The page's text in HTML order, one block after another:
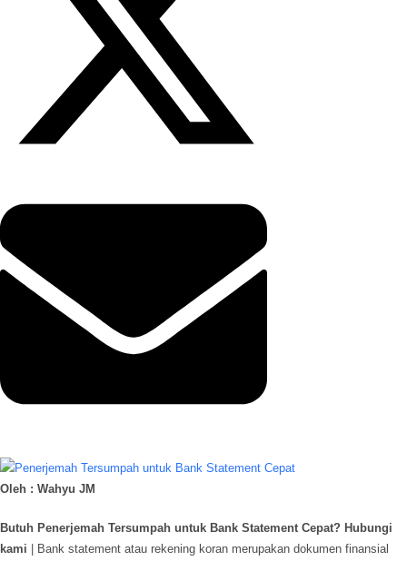
Oleh : Wahyu JM
Butuh Penerjemah Tersumpah untuk Bank Statement Cepat? Hubungi
kami | Bank statement atau rekening koran merupakan dokumen finansial